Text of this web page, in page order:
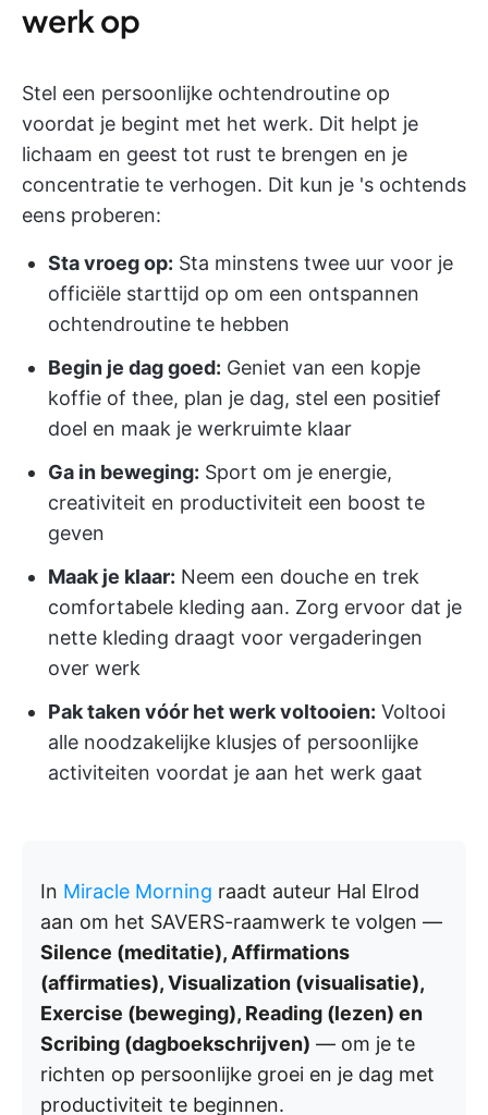
werk op
Stel een persoonlijke ochtendroutine op
voordat je begint met het werk. Dit helpt je
lichaam en geest tot rust te brengen en je
concentratie te verhogen. Dit kun je 's ochtends
eens proberen:
Sta vroeg op: Sta minstens twee uur voor je
officiële starttijd op om een ontspannen
ochtendroutine te hebben
Begin je dag goed: Geniet van een kopje
koffie of thee, plan je dag, stel een positief
doel en maak je werkruimte klaar
Ga in beweging: Sport om je energie,
creativiteit en productiviteit een boost te
geven
Maak je klaar: Neem een douche en trek
comfortabele kleding aan. Zorg ervoor dat je
nette kleding draagt voor vergaderingen
over werk
Pak taken vóór het werk voltooien: Voltooi
alle noodzakelijke klusjes of persoonlijke
activiteiten voordat je aan het werk gaat
In Miracle Morning raadt auteur Hal Elrod
aan om het SAVERS-raamwerk te volgen —
Silence (meditatie), Affirmations
(affirmaties), Visualization (visualisatie),
Exercise (beweging), Reading (lezen) en
Scribing (dagboekschrijven) — om je te
richten op persoonlijke groei en je dag met
productiviteit te beginnen.